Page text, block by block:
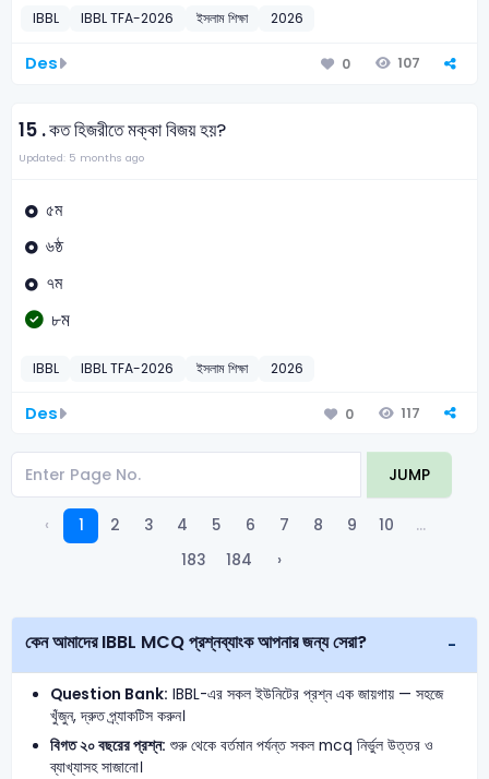
IBBL IBBL TFA-2026 ইসলাম শিক্ষা 2026
Des 0 107
15 .কত হিজরীতে মক্কা বিজয় হয়?
Updated: 5 months ago
৫ম
৬ষ্ঠ
৭ম
৮ম
IBBL IBBL TFA-2026 ইসলাম শিক্ষা 2026
Des 0 117
JUMP
‹ 1 2 3 4 5 6 7 8 9 10
...
183
184 ›
কেন আমাদের IBBL MCQ প্রশ্নব্যাংক আপনার জন্য সেরা?
Question Bank: IBBL-এর সকল ইউনিটের প্রশ্ন এক জায়গায় — সহজে
খুঁজুন, দ্রুত প্র্যাকটিস করুন।
বিগত ২০ বছরের প্রশ্ন: শুরু থেকে বর্তমান পর্যন্ত সকল mcq নির্ভুল উত্তর ও
ব্যাখ্যাসহ সাজানো।